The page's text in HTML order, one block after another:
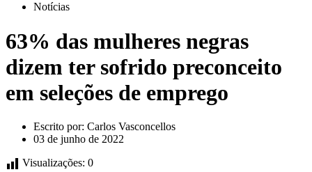
Notícias
63% das mulheres negras
dizem ter sofrido preconceito
em seleções de emprego
Escrito por: Carlos Vasconcellos
03 de junho de 2022
Visualizações: 0